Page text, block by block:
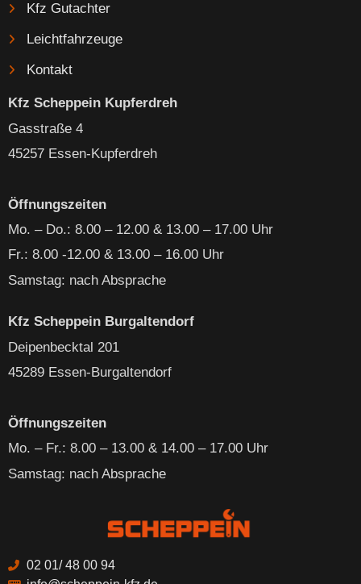
Kfz Gutachter
Leichtfahrzeuge
Kontakt
Kfz Scheppein Kupferdreh
Gasstraße 4
45257 Essen-Kupferdreh
Öffnungszeiten
Mo. – Do.: 8.00 – 12.00 & 13.00 – 17.00 Uhr
Fr.: 8.00 -12.00 & 13.00 – 16.00 Uhr
Samstag: nach Absprache
Kfz Scheppein Burgaltendorf
Deipenbecktal 201
45289 Essen-Burgaltendorf
Öffnungszeiten
Mo. – Fr.: 8.00 – 13.00 & 14.00 – 17.00 Uhr
Samstag: nach Absprache
02 01/ 48 00 94